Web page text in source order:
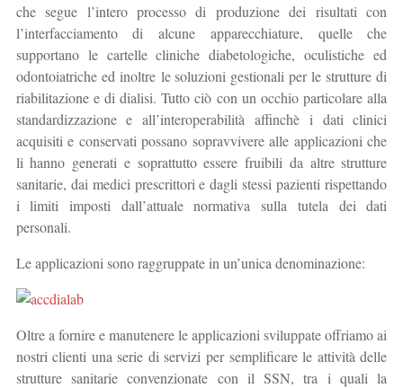
che segue l’intero processo di produzione dei risultati con
l’interfacciamento di alcune apparecchiature, quelle che
supportano le cartelle cliniche diabetologiche, oculistiche ed
odontoiatriche ed inoltre le soluzioni gestionali per le strutture di
riabilitazione e di dialisi. Tutto ciò con un occhio particolare alla
standardizzazione e all’interoperabilità affinchè i dati clinici
acquisiti e conservati possano sopravvivere alle applicazioni che
li hanno generati e soprattutto essere fruibili da altre strutture
sanitarie, dai medici prescrittori e dagli stessi pazienti rispettando
i limiti imposti dall’attuale normativa sulla tutela dei dati
personali.
Le applicazioni sono raggruppate in un’unica denominazione:
Oltre a fornire e manutenere le applicazioni sviluppate offriamo ai
nostri clienti una serie di servizi per semplificare le attività delle
strutture sanitarie convenzionate con il SSN, tra i quali la